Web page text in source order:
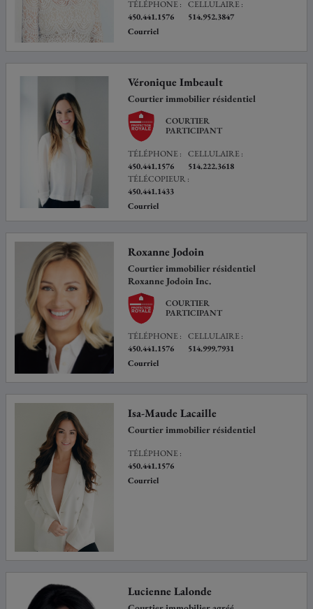
TÉLÉPHONE :
450.441.1576
CELLULAIRE :
514.952.3847
Courriel
Véronique Imbeault
Courtier immobilier résidentiel
COURTIER
PARTICIPANT
TÉLÉPHONE :
450.441.1576
CELLULAIRE :
514.222.3618
TÉLÉCOPIEUR :
450.441.1433
Courriel
Roxanne Jodoin
Courtier immobilier résidentiel
Roxanne Jodoin Inc.
COURTIER
PARTICIPANT
TÉLÉPHONE :
450.441.1576
CELLULAIRE :
514.999.7931
Courriel
Isa-Maude Lacaille
Courtier immobilier résidentiel
TÉLÉPHONE :
450.441.1576
Courriel
Lucienne Lalonde